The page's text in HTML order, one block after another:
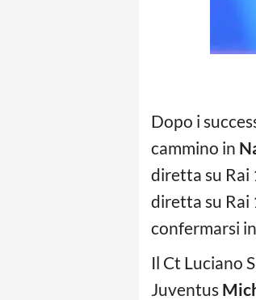
Dopo i
cammino in
diretta su Rai
diretta su Rai
confermarsi
Il Ct Luciano
Juventus